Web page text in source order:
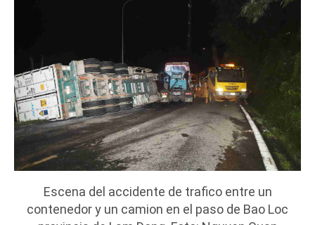
Escena del accidente de trafico entre un
contenedor y un camion en el paso de Bao Loc